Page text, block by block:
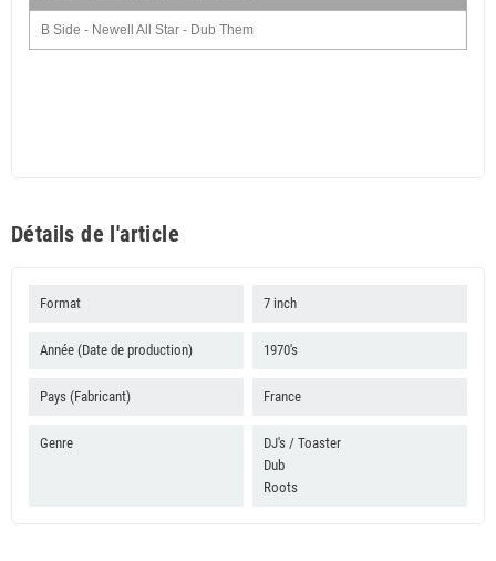
B Side - Newell All Star - Dub Them
Détails de l'article
Format 7 inch
Année (Date de production) 1970's
Pays (Fabricant) France
Genre
DJ's / Toaster
Dub
Roots